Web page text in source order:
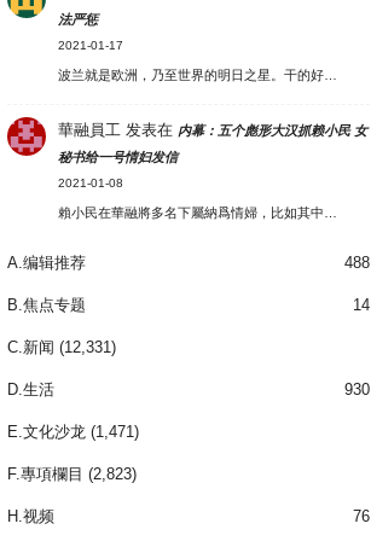
法严惩
2021-01-17
波兰就是欧洲，乃至世界的明日之星。干的好…
華融員工 发表在 内幕：五个彪形大汉抓赖小民 女
秘书给一号情妇发信
2021-01-08
賴小民在華融將多名下屬納爲情婦，比如其中…
A.编辑推荐 488
B.焦点专题 14
C.新闻 (12,331)
D.生活 930
E.文化沙龙 (1,471)
F.專項欄目 (2,823)
H.视频 76